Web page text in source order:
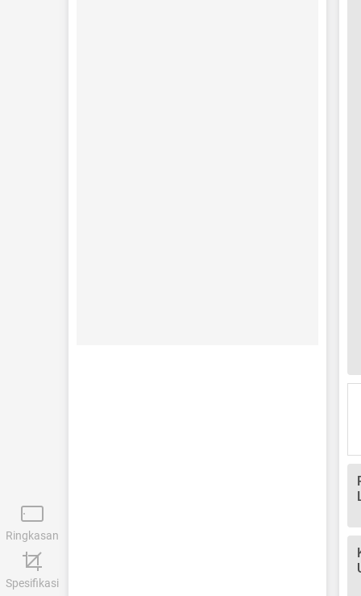
Ringkasan
Spesifikasi